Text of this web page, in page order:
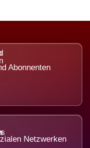
Abonnenten
Netzwerken